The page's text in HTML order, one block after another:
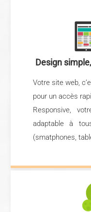
Design
Votre site web,
pour un accès
Responsive,
adaptable à
(smatphones,